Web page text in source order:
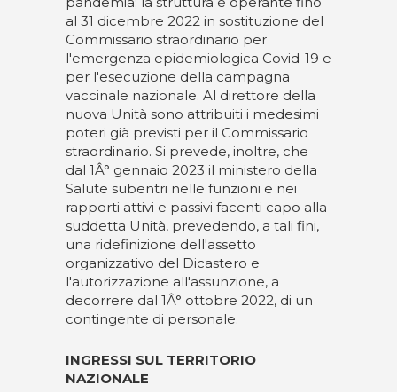
al 31 dicembre 2022 in sostituzione del
Commissario straordinario per
l'emergenza epidemiologica Covid-19 e
per l'esecuzione della campagna
vaccinale nazionale. Al direttore della
nuova Unità sono attribuiti i medesimi
poteri già previsti per il Commissario
straordinario. Si prevede, inoltre, che
dal 1Â° gennaio 2023 il ministero della
Salute subentri nelle funzioni e nei
rapporti attivi e passivi facenti capo alla
suddetta Unità, prevedendo, a tali fini,
una ridefinizione dell'assetto
organizzativo del Dicastero e
l'autorizzazione all'assunzione, a
decorrere dal 1Â° ottobre 2022, di un
contingente di personale.
INGRESSI SUL TERRITORIO
NAZIONALE